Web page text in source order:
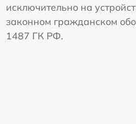
исключительно на
законном гражданском
1487 ГК РФ.